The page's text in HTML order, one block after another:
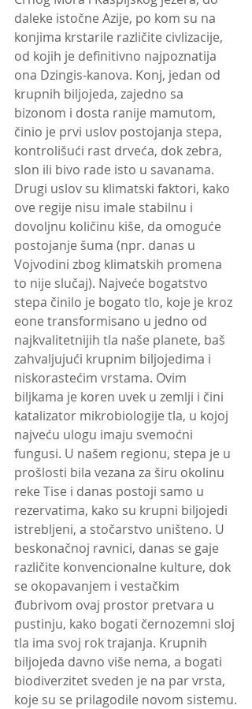
daleke istočne Azije, po kom su na
konjima krstarile različite civlizacije,
od kojih je definitivno najpoznatija
ona Dzingis-kanova. Konj, jedan od
krupnih biljojeda, zajedno sa
bizonom i dosta ranije mamutom,
činio je prvi uslov postojanja stepa,
kontrolišući rast drveća, dok zebra,
slon ili bivo rade isto u savanama.
Drugi uslov su klimatski faktori, kako
ove regije nisu imale stabilnu i
dovoljnu količinu kiše, da omoguće
postojanje šuma (npr. danas u
Vojvodini zbog klimatskih promena
to nije slučaj). Najveće bogatstvo
stepa činilo je bogato tlo, koje je kroz
eone transformisano u jedno od
najkvalitetnijih tla naše planete, baš
zahvaljujući krupnim biljojedima i
niskorastećim vrstama. Ovim
biljkama je koren uvek u zemlji i čini
katalizator mikrobiologije tla, u kojoj
najveću ulogu imaju svemoćni
fungusi. U našem regionu, stepa je u
prošlosti bila vezana za širu okolinu
reke Tise i danas postoji samo u
rezervatima, kako su krupni biljojedi
istrebljeni, a stočarstvo uništeno. U
beskonačnoj ravnici, danas se gaje
različite konvencionalne kulture, dok
se okopavanjem i vestačkim
đubrivom ovaj prostor pretvara u
pustinju, kako bogati černozemni sloj
tla ima svoj rok trajanja. Krupnih
biljojeda davno više nema, a bogati
biodiverzitet sveden je na par vrsta,
koje su se prilagodile novom sistemu.